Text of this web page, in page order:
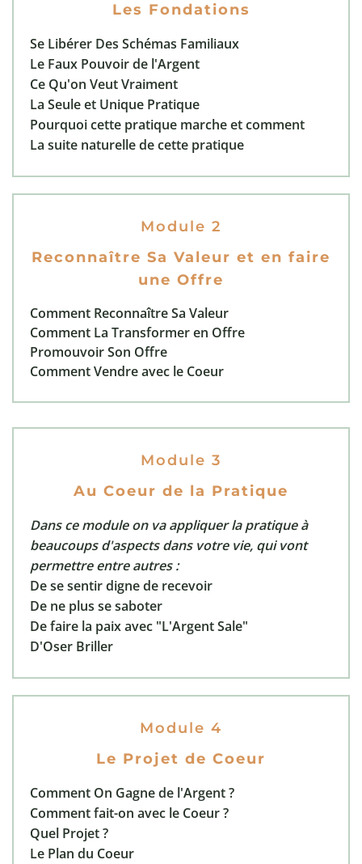
Les Fondations
Se Libérer Des Schémas Familiaux
Le Faux Pouvoir de l'Argent
Ce Qu'on Veut Vraiment
La Seule et Unique Pratique
Pourquoi cette pratique marche et comment
La suite naturelle de cette pratique
Module 2
Reconnaître Sa Valeur et en faire
une Offre
Comment Reconnaître Sa Valeur
Comment La Transformer en Offre
Promouvoir Son Offre
Comment Vendre avec le Coeur
Module 3
Au Coeur de la Pratique
Dans ce module on va appliquer la pratique à
beaucoups d'aspects dans votre vie, qui vont
permettre entre autres :
De se sentir digne de recevoir
De ne plus se saboter
De faire la paix avec "L'Argent Sale"
D'Oser Briller
Module 4
Le Projet de Coeur
Comment On Gagne de l'Argent ?
Comment fait-on avec le Coeur ?
Quel Projet ?
Le Plan du Coeur